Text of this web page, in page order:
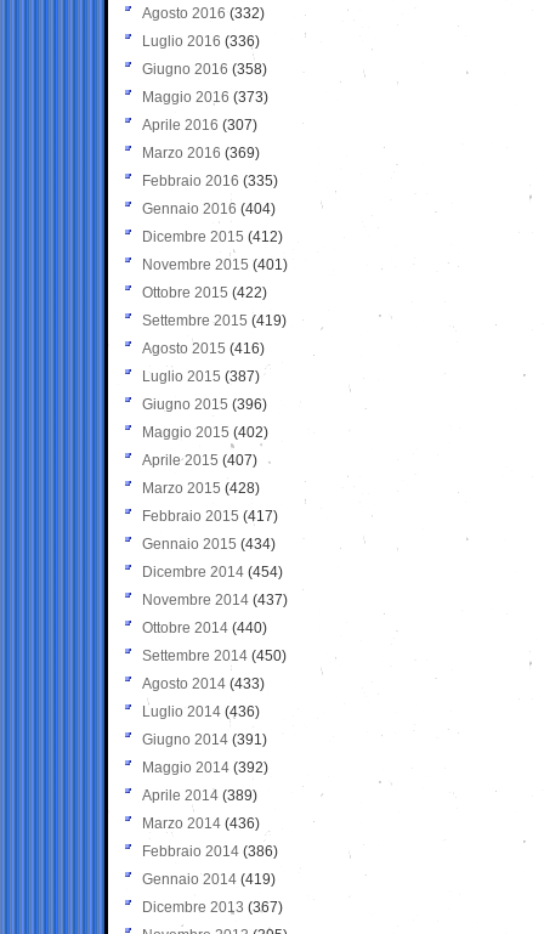
Agosto 2016 (332)
Luglio 2016 (336)
Giugno 2016 (358)
Maggio 2016 (373)
Aprile 2016 (307)
Marzo 2016 (369)
Febbraio 2016 (335)
Gennaio 2016 (404)
Dicembre 2015 (412)
Novembre 2015 (401)
Ottobre 2015 (422)
Settembre 2015 (419)
Agosto 2015 (416)
Luglio 2015 (387)
Giugno 2015 (396)
Maggio 2015 (402)
Aprile 2015 (407)
Marzo 2015 (428)
Febbraio 2015 (417)
Gennaio 2015 (434)
Dicembre 2014 (454)
Novembre 2014 (437)
Ottobre 2014 (440)
Settembre 2014 (450)
Agosto 2014 (433)
Luglio 2014 (436)
Giugno 2014 (391)
Maggio 2014 (392)
Aprile 2014 (389)
Marzo 2014 (436)
Febbraio 2014 (386)
Gennaio 2014 (419)
Dicembre 2013 (367)